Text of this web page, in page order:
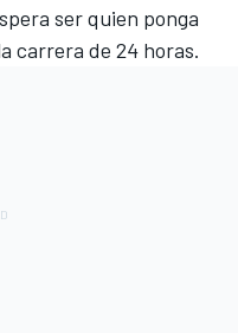
ser quien ponga
carrera de 24 horas.